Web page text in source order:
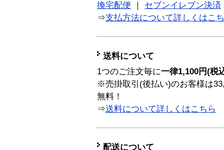
換宅配便
セブンイレブン決済
⇒支払方法について詳しくはこ
送料について
1つのご注文毎に一律1,100円(税
※売掛取引(後払い)のお客様は
無料！
⇒送料について詳しくはこちら
配送について